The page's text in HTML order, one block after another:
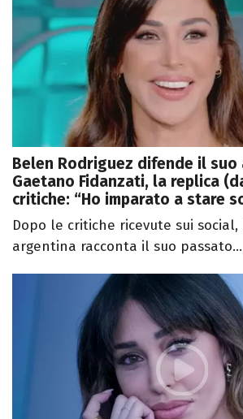
Belen Rodriguez difende il suo
Gaetano Fidanzati, la replica
critiche: “Ho imparato a stare
Dopo le critiche ricevute sui
argentina racconta il suo passato...